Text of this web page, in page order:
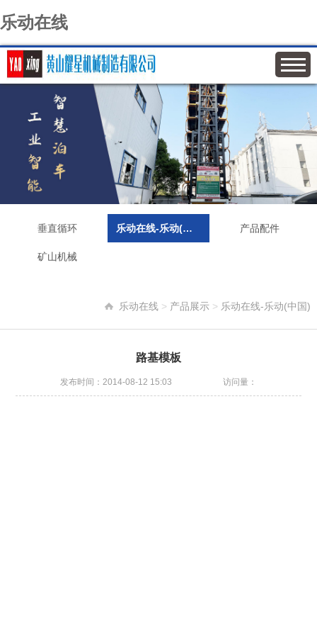
乐动在线
垂直循环 乐动在线-乐动(中国) 产品配件
矿山机械
乐动在线 > 产品展示 > 乐动在线-乐动(中国)
路基模板
发布时间：2014-08-12 15:03 访问量：